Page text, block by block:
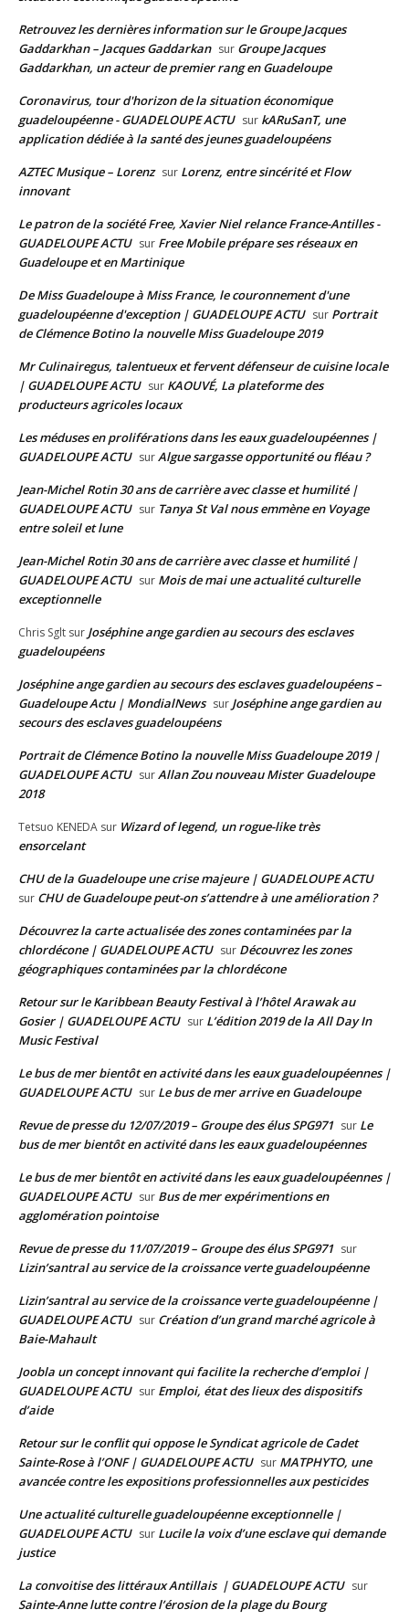
Retrouvez les dernières information sur le Groupe Jacques
Gaddarkhan – Jacques Gaddarkan sur Groupe Jacques
Gaddarkhan, un acteur de premier rang en Guadeloupe
Coronavirus, tour d'horizon de la situation économique
guadeloupéenne - GUADELOUPE ACTU sur kARuSanT, une
application dédiée à la santé des jeunes guadeloupéens
AZTEC Musique – Lorenz sur Lorenz, entre sincérité et Flow
innovant
Le patron de la société Free, Xavier Niel relance France-Antilles -
GUADELOUPE ACTU sur Free Mobile prépare ses réseaux en
Guadeloupe et en Martinique
De Miss Guadeloupe à Miss France, le couronnement d'une
guadeloupéenne d'exception | GUADELOUPE ACTU sur Portrait
de Clémence Botino la nouvelle Miss Guadeloupe 2019
Mr Culinairegus, talentueux et fervent défenseur de cuisine locale
| GUADELOUPE ACTU sur KAOUVÉ, La plateforme des
producteurs agricoles locaux
Les méduses en proliférations dans les eaux guadeloupéennes |
GUADELOUPE ACTU surAlgue sargasse opportunité ou fléau ?
Jean-Michel Rotin 30 ans de carrière avec classe et humilité |
GUADELOUPE ACTU sur Tanya St Val nous emmène en Voyage
entre soleil et lune
Jean-Michel Rotin 30 ans de carrière avec classe et humilité |
GUADELOUPE ACTU sur Mois de mai une actualité culturelle
exceptionnelle
Chris Sglt sur Joséphine ange gardien au secours des esclaves
guadeloupéens
Joséphine ange gardien au secours des esclaves guadeloupéens –
Guadeloupe Actu | MondialNews sur Joséphine ange gardien au
secours des esclaves guadeloupéens
Portrait de Clémence Botino la nouvelle Miss Guadeloupe 2019 |
GUADELOUPE ACTU surAllan Zou nouveau Mister Guadeloupe
2018
Tetsuo KENEDA sur Wizard of legend, un rogue-like très
ensorcelant
CHU de la Guadeloupe une crise majeure | GUADELOUPE ACTU
sur CHU de Guadeloupe peut-on s’attendre à une amélioration ?
Découvrez la carte actualisée des zones contaminées par la
chlordécone | GUADELOUPE ACTU sur Découvrez les zones
géographiques contaminées par la chlordécone
Retour sur le Karibbean Beauty Festival à l’hôtel Arawak au
Gosier | GUADELOUPE ACTU sur L’édition 2019 de la All Day In
Music Festival
Le bus de mer bientôt en activité dans les eaux guadeloupéennes |
GUADELOUPE ACTU sur Le bus de mer arrive en Guadeloupe
Revue de presse du 12/07/2019 – Groupe des élus SPG971 sur Le
bus de mer bientôt en activité dans les eaux guadeloupéennes
Le bus de mer bientôt en activité dans les eaux guadeloupéennes |
GUADELOUPE ACTU sur Bus de mer expérimentions en
agglomération pointoise
Revue de presse du 11/07/2019 – Groupe des élus SPG971 sur
Lizin’santral au service de la croissance verte guadeloupéenne
Lizin’santral au service de la croissance verte guadeloupéenne |
GUADELOUPE ACTU sur Création d’un grand marché agricole à
Baie-Mahault
Joobla un concept innovant qui facilite la recherche d’emploi |
GUADELOUPE ACTU sur Emploi, état des lieux des dispositifs
d’aide
Retour sur le conflit qui oppose le Syndicat agricole de Cadet
Sainte-Rose à l’ONF | GUADELOUPE ACTU sur MATPHYTO, une
avancée contre les expositions professionnelles aux pesticides
Une actualité culturelle guadeloupéenne exceptionnelle |
GUADELOUPE ACTU sur Lucile la voix d’une esclave qui demande
justice
La convoitise des littéraux Antillais | GUADELOUPE ACTU sur
Sainte-Anne lutte contre l’érosion de la plage du Bourg